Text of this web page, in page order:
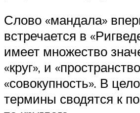
Слово «мандала»
встречается в
имеет множество
«круг», и
«совокупность». В
термины сводятся к